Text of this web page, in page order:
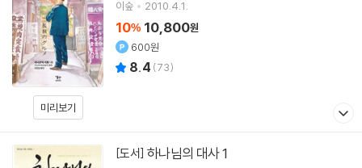
미리보기
이숲 2010.4.1.
10% 10,800원
600원
8.4 (73)
[도서] 하나님의 대사 1